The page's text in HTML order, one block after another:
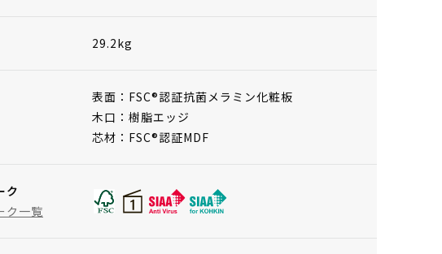
29.2kg
表面：FSC®認証抗菌メラミン化粧板
木口：樹脂エッジ
芯材：FSC®認証MDF
ク
ク一覧